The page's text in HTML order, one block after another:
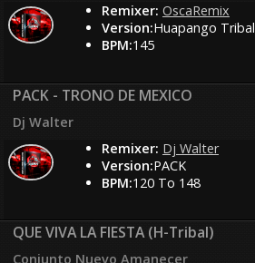
Remixer: OscaRemix
Version:Huapango Tribal
BPM:145
PACK - TRONO DE MEXICO
Dj Walter
Remixer: Dj Walter
Version:PACK
BPM:120 To 148
QUE VIVA LA FIESTA (H-Tribal)
Conjunto Nuevo Amanecer